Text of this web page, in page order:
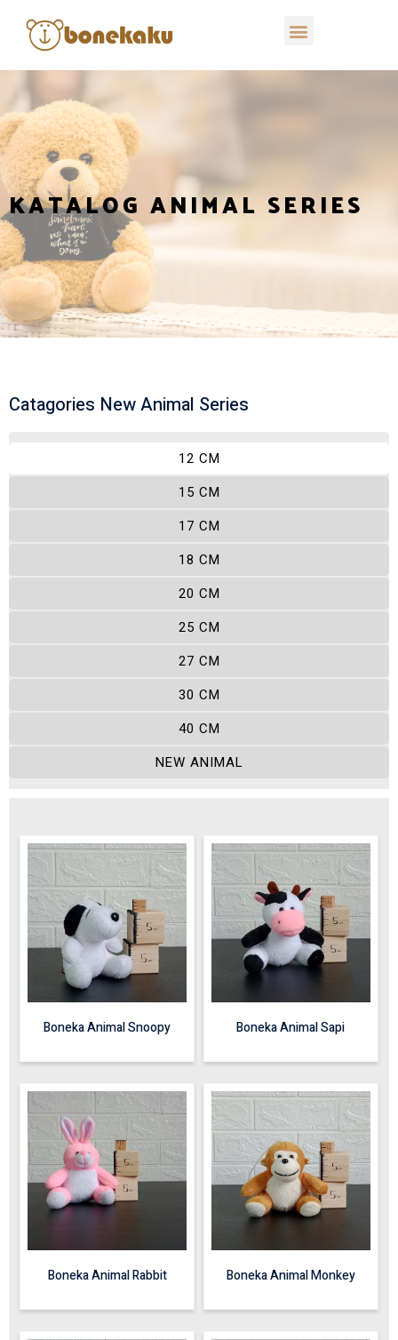
KATALOG ANIMAL SERIES
Catagories New Animal Series
12 CM
15 CM
17 CM
18 CM
20 CM
25 CM
27 CM
30 CM
40 CM
NEW ANIMAL
Boneka Animal Snoopy Boneka Animal Sapi
Boneka Animal Rabbit Boneka Animal Monkey